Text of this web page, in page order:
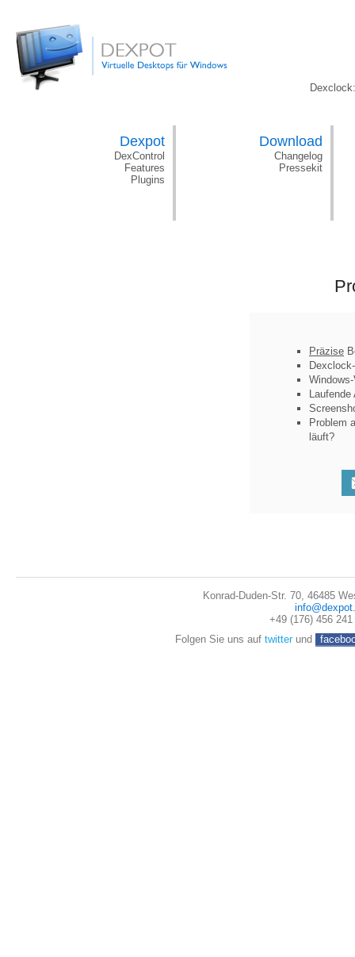
Dexclock:
Dexpot
DexControl
Features
Plugins
Download
Changelog
Pressekit
Präzise
Laufende
Problem
läuft?
Konrad-Duden-Str. 70, 46485
+49 (176) 456 241
Folgen Sie uns auf twitterund